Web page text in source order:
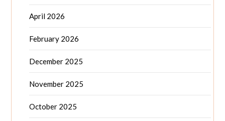
April 2026
February 2026
December 2025
November 2025
October 2025